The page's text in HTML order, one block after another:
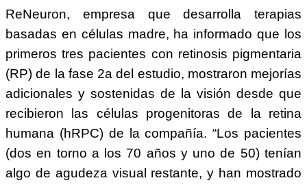
ReNeuron, empresa que desarrolla terapias
basadas en células madre, ha informado que los
primeros tres pacientes con retinosis pigmentaria
(RP) de la fase 2a del estudio, mostraron mejorías
adicionales y sostenidas de la visión desde que
recibieron las células progenitoras de la retina
humana (hRPC) de la compañía. “Los pacientes
(dos en torno a los 70 años y uno de 50) tenían
algo de agudeza visual restante, y han mostrado